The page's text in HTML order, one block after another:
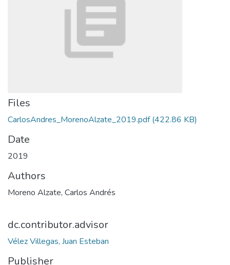
Files
CarlosAndres_MorenoAlzate_2019.pdf(422.86 KB)
Date
2019
Authors
Moreno Alzate, Carlos Andrés
dc.contributor.advisor
Vélez Villegas, Juan Esteban
Publisher